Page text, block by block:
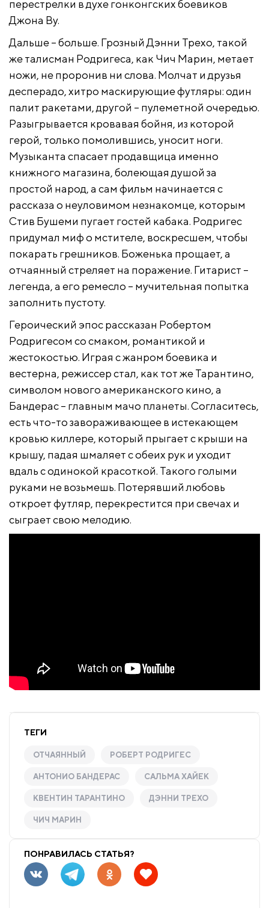
перестрелки в духе гонконгских боевиков
Джона Ву.
Дальше – больше. Грозный Дэнни Трехо, такой
же талисман Родригеса, как Чич Марин, метает
ножи, не проронив ни слова. Молчат и друзья
десперадо, хитро маскирующие футляры: один
палит ракетами, другой – пулеметной очередью.
Разыгрывается кровавая бойня, из которой
герой, только помолившись, уносит ноги.
Музыканта спасает продавщица именно
книжного магазина, болеющая душой за
простой народ, а сам фильм начинается с
рассказа о неуловимом незнакомце, которым
Стив Бушеми пугает гостей кабака. Родригес
придумал миф о мстителе, воскресшем, чтобы
покарать грешников. Боженька прощает, а
отчаянный стреляет на поражение. Гитарист –
легенда, а его ремесло – мучительная попытка
заполнить пустоту.
Героический эпос рассказан Робертом
Родригесом со смаком, романтикой и
жестокостью. Играя с жанром боевика и
вестерна, режиссер стал, как тот же Тарантино,
символом нового американского кино, а
Бандерас – главным мачо планеты. Согласитесь,
есть что-то завораживающее в истекающем
кровью киллере, который прыгает с крыши на
крышу, падая шмаляет с обеих рук и уходит
вдаль с одинокой красоткой. Такого голыми
руками не возьмешь. Потерявший любовь
откроет футляр, перекрестится при свечах и
сыграет свою мелодию.
ТЕГИ
ОТЧАЯННЫЙ РОБЕРТ РОДРИГЕС
АНТОНИО БАНДЕРАС САЛЬМА ХАЙЕК
КВЕНТИН ТАРАНТИНО ДЭННИ ТРЕХО
ЧИЧ МАРИН
ПОНРАВИЛАСЬ СТАТЬЯ?